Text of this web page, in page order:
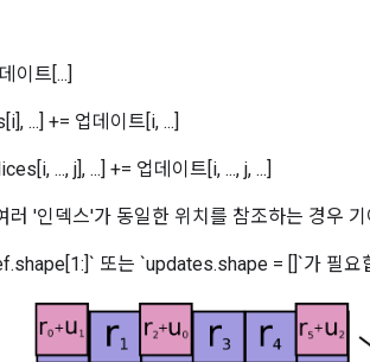
이트[...]
...] += 업데이트[i, ...]
..., j], ...] += 업데이트[i, ..., j, ...]
러 '인덱스'가 동일한 위치를 참조하는 경우
또는 `updates.shape = []`가 필요